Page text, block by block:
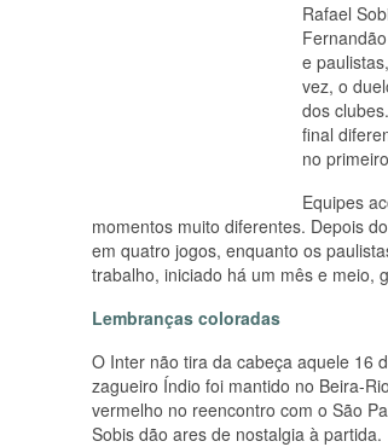
Rafael
e
vez, o
dos
final
no
Equipes
momentos muito diferentes. Depois
em quatro jogos, enquanto os
trabalho, iniciado há um mês e meio,
Lembranças coloradas
O Inter não tira da cabeça aquele 16
zagueiro Índio foi mantido no Beira-
vermelho no reencontro com o São
Sobis dão ares de nostalgia à partida.